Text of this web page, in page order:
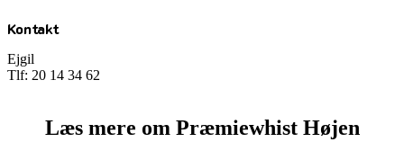
Kontakt
Ejgil
Tlf: 20 14 34 62
Læs mere om Præmiewhist Højen